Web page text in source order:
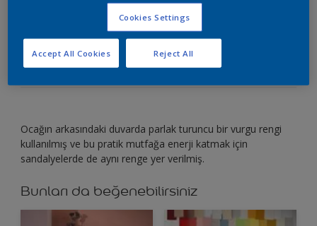
Düz bir mutfağa enerji katmak için vurgulayıcı
parlak bir renk kullanın
Ocağın arkasındaki duvarda parlak turuncu bir vurgu rengi
kullanılmış ve bu pratik mutfağa enerji katmak için
sandalyelerde de aynı renge yer verilmiş.
Bunları da beğenebilirsiniz
Cookies Settings
Reject All
Accept All Cookies